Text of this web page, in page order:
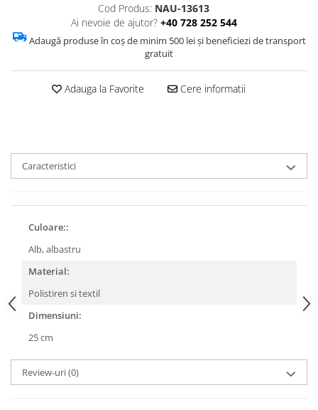
Cod Produs: NAU-13613
Ai nevoie de ajutor? +40 728 252 544
Adaugă produse în coș de minim 500 lei și beneficiezi de transport
gratuit
Adauga la Favorite Cere informatii
Caracteristici
Culoare::
Alb, albastru
Material:
Polistiren si textil
Dimensiuni:
25 cm
Review-uri(0)